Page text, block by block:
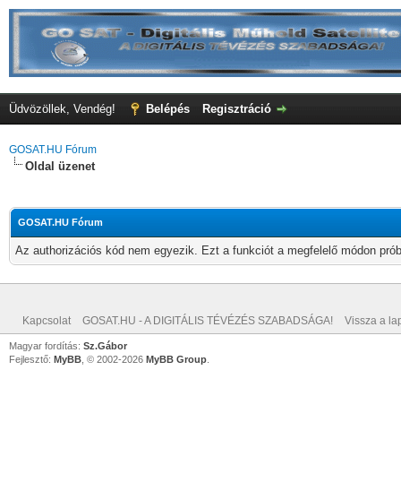
Üdvözöllek, Vendég! Belépés Regisztráció
GOSAT.HU Fórum
Oldal üzenet
GOSAT.HU Fórum
Az authorizációs kód nem egyezik. Ezt a funkciót a megfelelő módon
Kapcsolat GOSAT.HU - A DIGITÁLIS TÉVÉZÉS SZABADSÁGA! Vissza a
Magyar fordítás: Sz.Gábor
Fejlesztő: MyBB , © 2002-2026 MyBB Group